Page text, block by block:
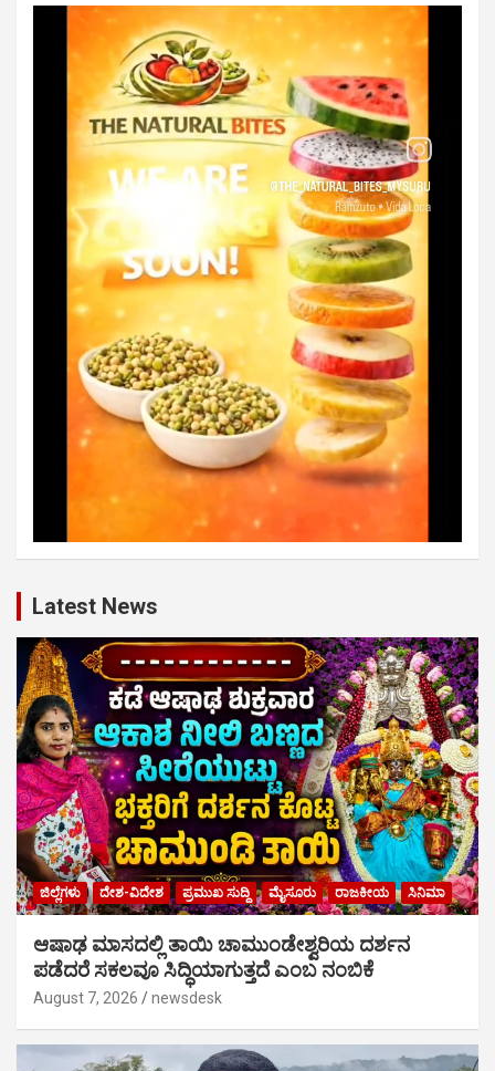
Latest News
ಜಿಲ್ಲೆಗಳು ದೇಶ-ವಿದೇಶ ಪ್ರಮುಖ ಸುದ್ದಿ ಮೈಸೂರು ರಾಜಕೀಯ ಸಿನಿಮಾ
ಆಷಾಢ ಮಾಸದಲ್ಲಿ ತಾಯಿ ಚಾಮುಂಡೇಶ್ವರಿಯ ದರ್ಶನ
ಪಡೆದರೆ ಸಕಲವೂ ಸಿದ್ಧಿಯಾಗುತ್ತದೆ ಎಂಬ ನಂಬಿಕೆ
August 7, 2026 newsdesk